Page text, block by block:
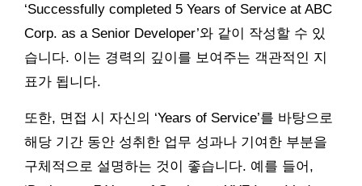
‘Successfully completed 5 Years of Service at ABC
Corp. as a Senior Developer’와 같이 작성할 수 있
습니다. 이는 경력의 깊이를 보여주는 객관적인 지
표가 됩니다.
또한, 면접 시 자신의 ‘Years of Service’를 바탕으로
해당 기간 동안 성취한 업무 성과나 기여한 부분을
구체적으로 설명하는 것이 좋습니다. 예를 들어,